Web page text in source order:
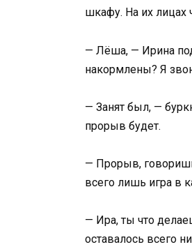
шкафу. На их лицах
— Лёша, — Ирина
накормлены? Я
— Занят был, —
прорыв будет.
— Прорыв,
всего лишь игра в
— Ира, ты что
оставалось всего